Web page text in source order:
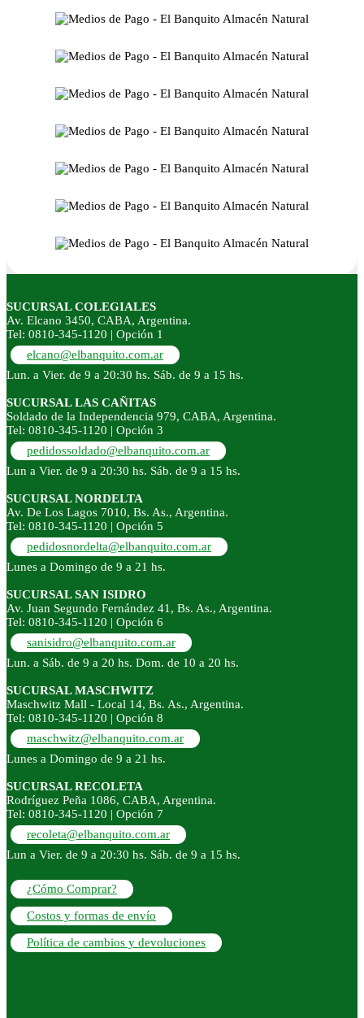
SUCURSAL COLEGIALES
Av. Elcano 3450, CABA, Argentina.
Tel: 0810-345-1120 | Opción 1
elcano@elbanquito.com.ar
Lun. a Vier. de 9 a 20:30 hs. Sáb. de 9 a 15 hs.
SUCURSAL LAS CAÑITAS
Soldado de la Independencia 979, CABA, Argentina.
Tel: 0810-345-1120 | Opción 3
pedidossoldado@elbanquito.com.ar
Lun a Vier. de 9 a 20:30 hs. Sáb. de 9 a 15 hs.
SUCURSAL NORDELTA
Av. De Los Lagos 7010, Bs. As., Argentina.
Tel: 0810-345-1120 | Opción 5
pedidosnordelta@elbanquito.com.ar
Lunes a Domingo de 9 a 21 hs.
SUCURSAL SAN ISIDRO
Av. Juan Segundo Fernández 41, Bs. As., Argentina.
Tel: 0810-345-1120 | Opción 6
sanisidro@elbanquito.com.ar
Lun. a Sáb. de 9 a 20 hs. Dom. de 10 a 20 hs.
SUCURSAL MASCHWITZ
Maschwitz Mall - Local 14, Bs. As., Argentina.
Tel: 0810-345-1120 | Opción 8
maschwitz@elbanquito.com.ar
Lunes a Domingo de 9 a 21 hs.
SUCURSAL RECOLETA
Rodríguez Peña 1086, CABA, Argentina.
Tel: 0810-345-1120 | Opción 7
recoleta@elbanquito.com.ar
Lun a Vier. de 9 a 20:30 hs. Sáb. de 9 a 15 hs.
¿Cómo Comprar?
Costos y formas de envío
Política de cambios y devoluciones